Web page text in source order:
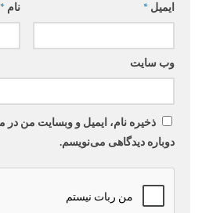
نام * ایمیل *
وب‌ سایت
ذخیره نام، ایمیل و وبسایت من در
دوباره دیدگاهی می‌نویسم.